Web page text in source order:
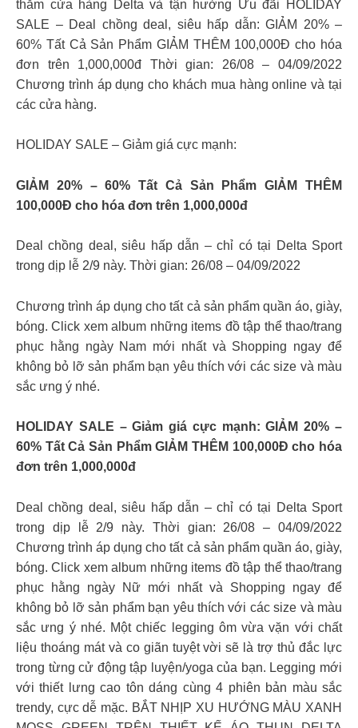
thăm cửa hàng Delta và tận hưởng Ưu đãi HOLIDAY
SALE – Deal chồng deal, siêu hấp dẫn: GIẢM 20% –
60% Tất Cả Sản Phẩm GIẢM THÊM 100,000Đ cho hóa
đơn trên 1,000,000đ Thời gian: 26/08 – 04/09/2022
Chương trình áp dụng cho khách mua hàng online và tại
các cửa hàng.
HOLIDAY SALE – Giảm giá cực mạnh:
GIẢM 20% – 60% Tất Cả Sản Phẩm GIẢM THÊM
100,000Đ cho hóa đơn trên 1,000,000đ
Deal chồng deal, siêu hấp dẫn – chỉ có tại Delta Sport
trong dịp lễ 2/9 này. Thời gian: 26/08 – 04/09/2022
Chương trình áp dụng cho tất cả sản phẩm quần áo, giày,
bóng. Click xem album những items đồ tập thể thao/trang
phục hằng ngày Nam mới nhất và Shopping ngay để
không bỏ lỡ sản phẩm bạn yêu thích với các size và màu
sắc ưng ý nhé.
HOLIDAY SALE – Giảm giá cực mạnh: GIẢM 20% –
60% Tất Cả Sản Phẩm GIẢM THÊM 100,000Đ cho hóa
đơn trên 1,000,000đ
Deal chồng deal, siêu hấp dẫn – chỉ có tại Delta Sport
trong dịp lễ 2/9 này. Thời gian: 26/08 – 04/09/2022
Chương trình áp dụng cho tất cả sản phẩm quần áo, giày,
bóng. Click xem album những items đồ tập thể thao/trang
phục hằng ngày Nữ mới nhất và Shopping ngay để
không bỏ lỡ sản phẩm bạn yêu thích với các size và màu
sắc ưng ý nhé. Một chiếc legging ôm vừa vặn với chất
liệu thoáng mát và co giãn tuyệt vời sẽ là trợ thủ đắc lực
trong từng cử động tập luyện/yoga của bạn. Legging mới
với thiết lưng cao tôn dáng cùng 4 phiên bản màu sắc
trendy, cực dễ mặc. BẮT NHỊP XU HƯỚNG MÀU XANH